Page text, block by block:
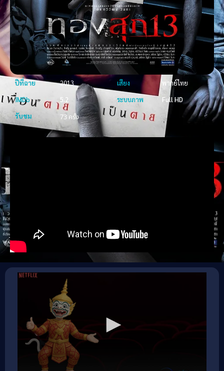
ปีที่ฉาย 2013 เสียง
พากย์ไทย
IMDb
5.2 ระบบภาพ
Full HD
รับชม
73 ครั้ง